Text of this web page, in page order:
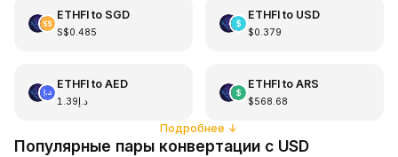
ETHFIto SGD
S$0.485
ETHFIto USD
$0.379
ETHFIto AED
د.إ1.39
ETHFIto ARS
$568.68
Подробнее ↓
Популярные пары конвертации с USD